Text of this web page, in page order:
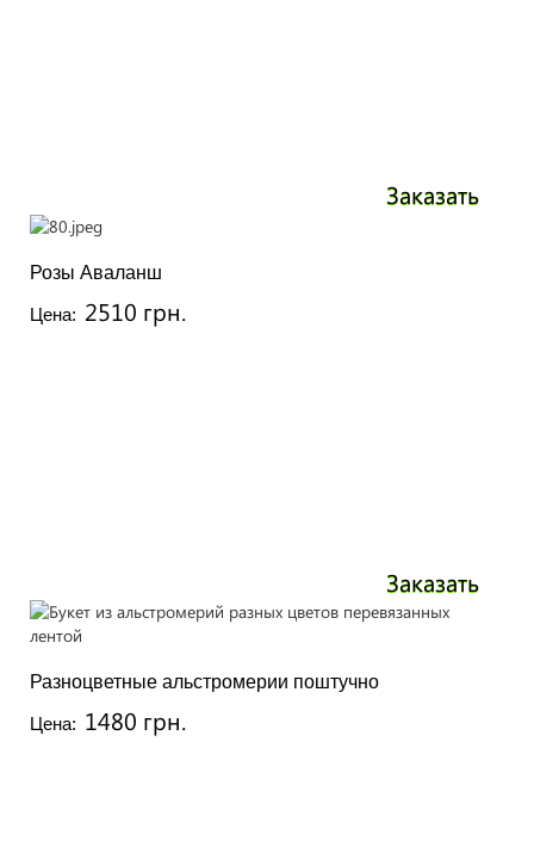
Заказать
Розы Аваланш
Цена: 2510 грн.
Заказать
Разноцветные альстромерии поштучно
Цена: 1480 грн.